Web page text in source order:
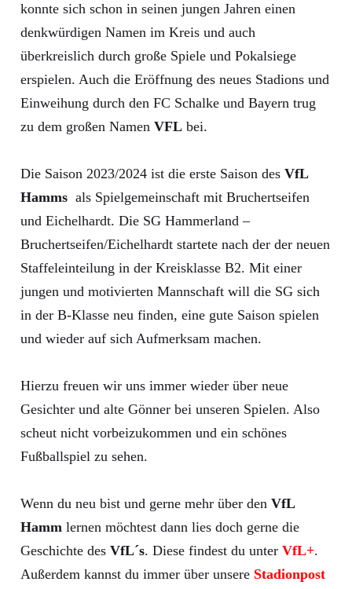
konnte sich schon in seinen jungen Jahren einen
denkwürdigen Namen im Kreis und auch
überkreislich durch große Spiele und Pokalsiege
erspielen. Auch die Eröffnung des neues Stadions und
Einweihung durch den FC Schalke und Bayern trug
zu dem großen Namen VFL bei.
Die Saison 2023/2024 ist die erste Saison des VfL
Hamms als Spielgemeinschaft mit Bruchertseifen
und Eichelhardt. Die SG Hammerland –
Bruchertseifen/Eichelhardt startete nach der der neuen
Staffeleinteilung in der Kreisklasse B2. Mit einer
jungen und motivierten Mannschaft will die SG sich
in der B-Klasse neu finden, eine gute Saison spielen
und wieder auf sich Aufmerksam machen.
Hierzu freuen wir uns immer wieder über neue
Gesichter und alte Gönner bei unseren Spielen. Also
scheut nicht vorbeizukommen und ein schönes
Fußballspiel zu sehen.
Wenn du neu bist und gerne mehr über den VfL
Hamm lernen möchtest dann lies doch gerne die
Geschichte des VfL´s. Diese findest du unter VfL+.
Außerdem kannst du immer über unsere Stadionpost